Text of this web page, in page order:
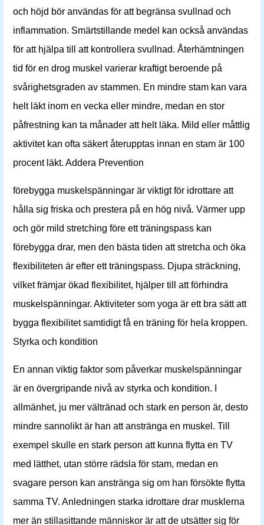
och höjd bör användas för att begränsa svullnad och
inflammation. Smärtstillande medel kan också användas
för att hjälpa till att kontrollera svullnad. Återhämtningen
tid för en drog muskel varierar kraftigt beroende på
svårighetsgraden av stammen. En mindre stam kan vara
helt läkt inom en vecka eller mindre, medan en stor
påfrestning kan ta månader att helt läka. Mild eller måttlig
aktivitet kan ofta säkert återupptas innan en stam är 100
procent läkt. Addera Prevention
förebygga muskelspänningar är viktigt för idrottare att
hålla sig friska och prestera på en hög nivå. Värmer upp
och gör mild stretching före ett träningspass kan
förebygga drar, men den bästa tiden att stretcha och öka
flexibiliteten är efter ett träningspass. Djupa sträckning,
vilket främjar ökad flexibilitet, hjälper till att förhindra
muskelspänningar. Aktiviteter som yoga är ett bra sätt att
bygga flexibilitet samtidigt få en träning för hela kroppen.
Styrka och kondition
En annan viktig faktor som påverkar muskelspänningar
är en övergripande nivå av styrka och kondition. I
allmänhet, ju mer vältränad och stark en person är, desto
mindre sannolikt är han att anstränga en muskel. Till
exempel skulle en stark person att kunna flytta en TV
med lätthet, utan större rädsla för stam, medan en
svagare person kan anstränga sig om han försökte flytta
samma TV. Anledningen starka idrottare drar musklerna
mer än stillasittande människor är att de utsätter sig för